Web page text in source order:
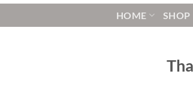
HOME SHOP